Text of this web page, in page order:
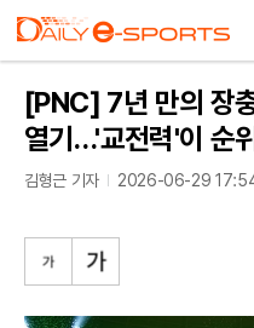
[PNC] 7년 만의 장
열기…'교전력'이 순
김형근 기자 2026-06-29